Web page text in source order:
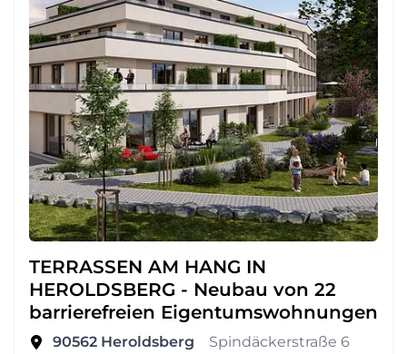
TERRASSEN AM HANG IN
HEROLDSBERG - Neubau von 22
barrierefreien Eigentumswohnungen
90562 Heroldsberg
Spindäckerstraße 6